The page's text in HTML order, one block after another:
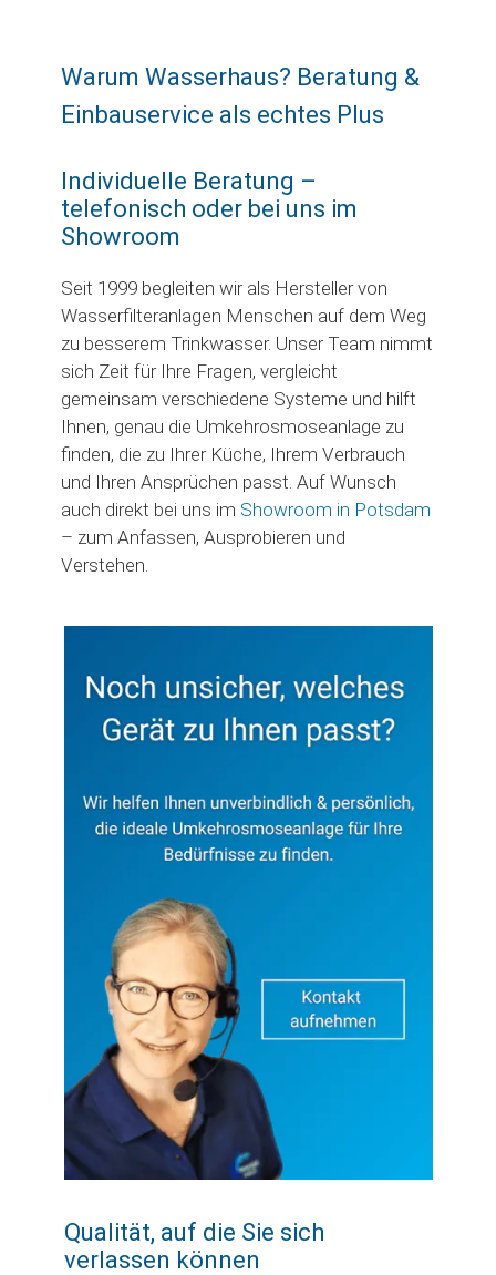
Warum Wasserhaus? Beratung &
Einbauservice als echtes Plus
Individuelle Beratung –
telefonisch oder bei uns im
Showroom
Seit 1999 begleiten wir als Hersteller von
Wasserfilteranlagen Menschen auf dem Weg
zu besserem Trinkwasser. Unser Team nimmt
sich Zeit für Ihre Fragen, vergleicht
gemeinsam verschiedene Systeme und hilft
Ihnen, genau die Umkehrosmoseanlage zu
finden, die zu Ihrer Küche, Ihrem Verbrauch
und Ihren Ansprüchen passt. Auf Wunsch
auch direkt bei uns im Showroom in Potsdam
– zum Anfassen, Ausprobieren und
Verstehen.
Qualität, auf die Sie sich
verlassen können